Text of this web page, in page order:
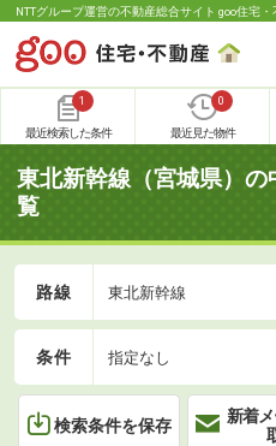
NTTグループ運営の不動産総合サイト goo住宅・
1
最近検索した条件
0
最近見た物件
東北新幹線（宮城県）
覧
路線 東北新幹線
条件 指定なし
検索条件を保存
新着